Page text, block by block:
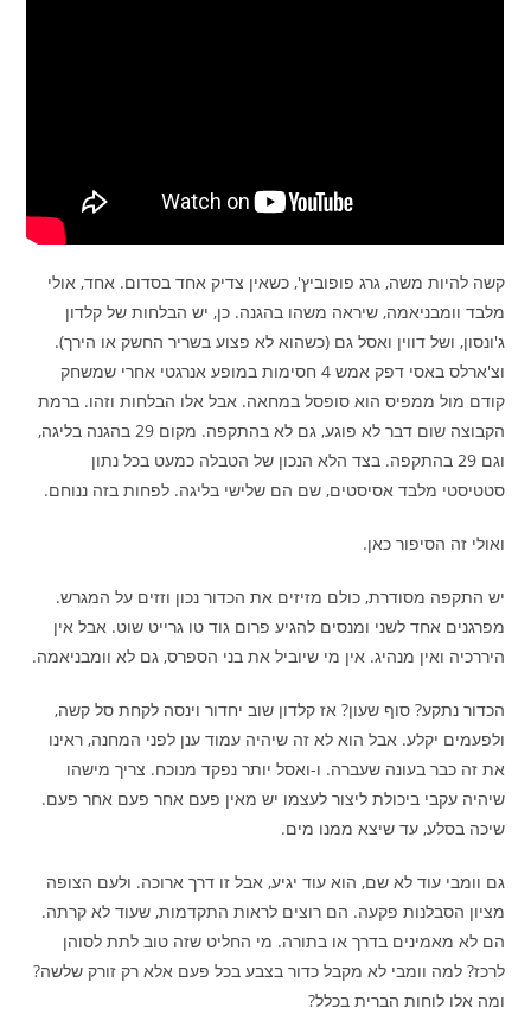
קשה להיות משה, גרג פופוביץ', כשאין צדיק אחד בסדום. אחד, אולי
מלבד וומבניאמה, שיראה משהו בהגנה. כן, יש הבלחות של קלדון
ג'ונסון, ושל דווין ואסל גם (כשהוא לא פצוע בשריר החשק או הירך).
וצ'ארלס באסי דפק אמש 4 חסימות במופע אנרגטי אחרי שמשחק
קודם מול ממפיס הוא סופסל במחאה. אבל אלו הבלחות וזהו. ברמת
הקבוצה שום דבר לא פוגע, גם לא בהתקפה. מקום 29 בהגנה בליגה,
וגם 29 בהתקפה. בצד הלא הנכון של הטבלה כמעט בכל נתון
סטטיסטי מלבד אסיסטים, שם הם שלישי בליגה. לפחות בזה ננוחם.
ואולי זה הסיפור כאן.
יש התקפה מסודרת, כולם מזיזים את הכדור נכון וזזים על המגרש.
מפרגנים אחד לשני ומנסים להגיע פרום גוד טו גרייט שוט. אבל אין
היררכיה ואין מנהיג. אין מי שיוביל את בני הספרס, גם לא וומבניאמה.
הכדור נתקע? סוף שעון? אז קלדון שוב יחדור וינסה לקחת סל קשה,
ולפעמים יקלע. אבל הוא לא זה שיהיה עמוד ענן לפני המחנה, ראינו
את זה כבר בעונה שעברה. ו-ואסל יותר נפקד מנוכח. צריך מישהו
שיהיה עקבי ביכולת ליצור לעצמו יש מאין פעם אחר פעם אחר פעם.
שיכה בסלע, עד שיצא ממנו מים.
גם וומבי עוד לא שם, הוא עוד יגיע, אבל זו דרך ארוכה. ולעם הצופה
מציון הסבלנות פקעה. הם רוצים לראות התקדמות, שעוד לא קרתה.
הם לא מאמינים בדרך או בתורה. מי החליט שזה טוב לתת לסוהן
לרכז? למה וומבי לא מקבל כדור בצבע בכל פעם אלא רק זורק שלשה?
ומה אלו לוחות הברית בכלל?